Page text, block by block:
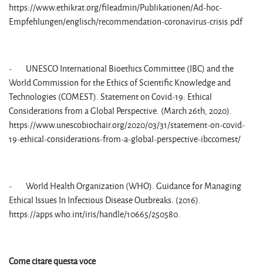
https://www.ethikrat.org/fileadmin/Publikationen/Ad-hoc-
Empfehlungen/englisch/recommendation-coronavirus-crisis.pdf
- UNESCO International Bioethics Committee (IBC) and the
World Commission for the Ethics of Scientific Knowledge and
Technologies (COMEST). Statement on Covid-19: Ethical
Considerations from a Global Perspective. (March 26th, 2020).
https://www.unescobiochair.org/2020/03/31/statement-on-covid-
19-ethical-considerations-from-a-global-perspective-ibccomest/
- World Health Organization (WHO). Guidance for Managing
Ethical Issues In Infectious Disease Outbreaks. (2016).
https://apps.who.int/iris/handle/10665/250580.
Come citare questa voce